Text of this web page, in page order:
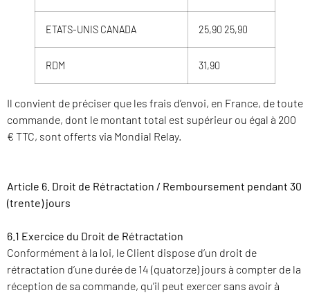
ETATS-UNIS CANADA 25,90 25,90
RDM 31,90
Il convient de préciser que les frais d’envoi, en France, de toute
commande, dont le montant total est supérieur ou égal à 200
€ TTC, sont offerts via Mondial Relay.
Article 6. Droit de Rétractation / Remboursement pendant 30
(trente) jours
6.1 Exercice du Droit de Rétractation
Conformément à la loi, le Client dispose d’un droit de
rétractation d’une durée de 14 (quatorze) jours à compter de la
réception de sa commande, qu’il peut exercer sans avoir à